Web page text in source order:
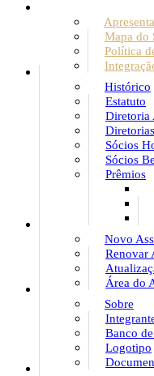
Mapa do
Política
Histórico
Estatuto
Diretoria
Sócios
Sócios
Prêmios
Novo
Renovar
Área do
Sobre
Banco
Logotipo